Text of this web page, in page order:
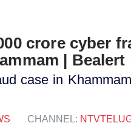
crore cyber
| Bealert
case in
CHANNEL: